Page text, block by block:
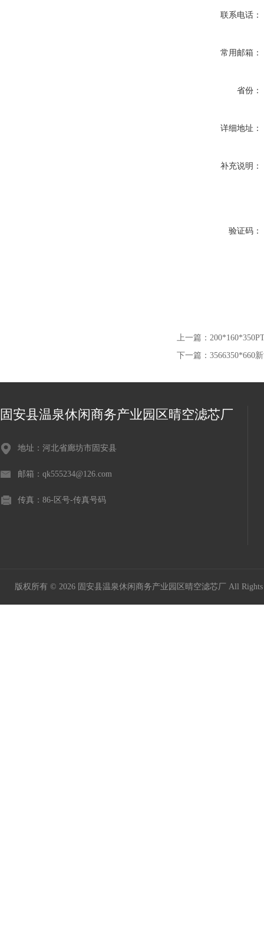
联系电话：
常用邮箱：
省份：
详细地址：
补充说明：
验证码：
上一篇：
下一篇： 3566350*660
固安县温泉休闲商务产业园区晴空滤芯厂
地址：河北省廊坊市固安县
邮箱：qk555234@126.com
传真：86-区号-传真号码
版权所有 © 2026 固安县温泉休闲商务产业园区晴空滤芯厂 All